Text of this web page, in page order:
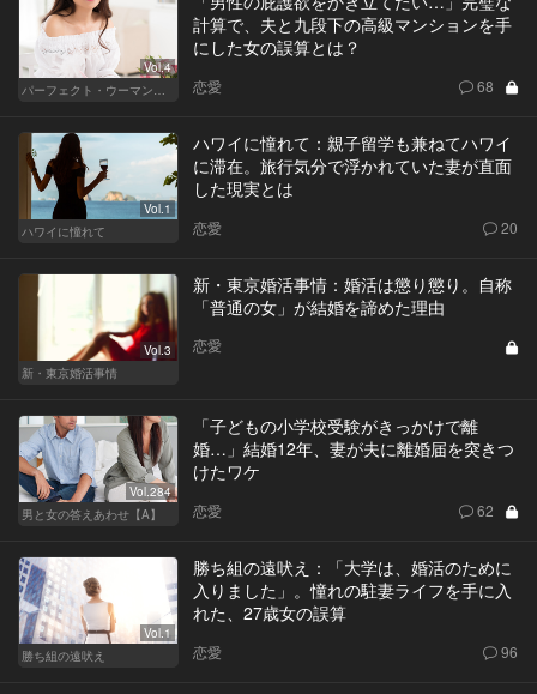
Vol.4
計算で、夫と九段下の高級マンションを手
にした女の誤算とは？
恋愛 68
Vol.1
ハワイに憧れて
ハワイに憧れて：親子留学も兼ねてハワイ
に滞在。旅行気分で浮かれていた妻が直面
した現実とは
恋愛 20
Vol.3
新・東京婚活事情
新・東京婚活事情：婚活は懲り懲り。自称
「普通の女」が結婚を諦めた理由
恋愛
Vol.284
男と女の答えあわせ【A】
「子どもの小学校受験がきっかけで離
婚…」結婚12年、妻が夫に離婚届を突きつ
けたワケ
恋愛 62
Vol.1
勝ち組の遠吠え
勝ち組の遠吠え：「大学は、婚活のために
入りました」。憧れの駐妻ライフを手に入
れた、27歳女の誤算
恋愛 96